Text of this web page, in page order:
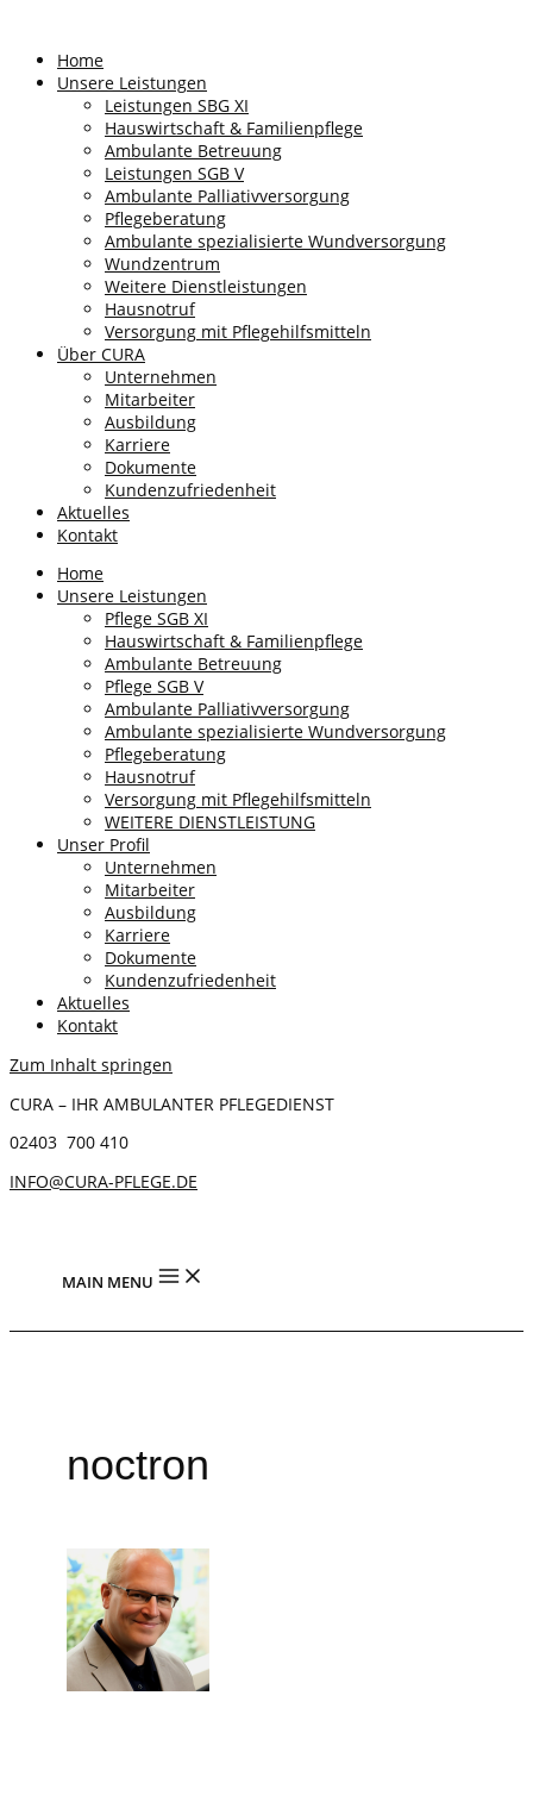
Home
Unsere Leistungen
Leistungen SBG XI
Hauswirtschaft & Familienpflege
Ambulante Betreuung
Leistungen SGB V
Ambulante Palliativversorgung
Pflegeberatung
Ambulante spezialisierte Wundversorgung
Wundzentrum
Weitere Dienstleistungen
Hausnotruf
Versorgung mit Pflegehilfsmitteln
Über CURA
Unternehmen
Mitarbeiter
Ausbildung
Karriere
Dokumente
Kundenzufriedenheit
Aktuelles
Kontakt
Home
Unsere Leistungen
Pflege SGB XI
Hauswirtschaft & Familienpflege
Ambulante Betreuung
Pflege SGB V
Ambulante Palliativversorgung
Ambulante spezialisierte Wundversorgung
Pflegeberatung
Hausnotruf
Versorgung mit Pflegehilfsmitteln
WEITERE DIENSTLEISTUNG
Unser Profil
Unternehmen
Mitarbeiter
Ausbildung
Karriere
Dokumente
Kundenzufriedenheit
Aktuelles
Kontakt
Zum Inhalt springen
CURA – IHR AMBULANTER PFLEGEDIENST
02403 700 410
INFO@CURA-PFLEGE.DE
MAIN MENU
noctron